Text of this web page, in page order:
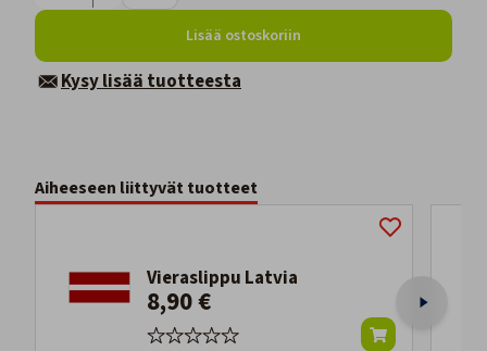
Lisää ostoskoriin
Kysy lisää tuotteesta
Aiheeseen liittyvät tuotteet
Vieraslippu Latvia
8,90 €